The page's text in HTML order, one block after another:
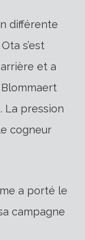
différente
s’est
et a
La pression
cogneur
a porté le
campagne